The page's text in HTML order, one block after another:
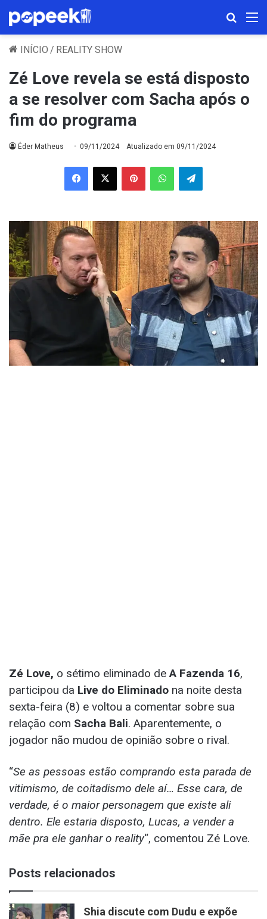
INÍCIO / REALITY SHOW
Zé Love revela se está disposto
a se resolver com Sacha após o
fim do programa
Éder Matheus 09/11/2024 Atualizado em 09/11/2024
Facebook
X PinterestWhatsAppTelegram
Zé Love, o sétimo eliminado deA Fazenda 16,
participou da Live do Eliminado na noite desta
sexta-feira (8) e voltou a comentar sobre sua
relação com Sacha Bali. Aparentemente, o
jogador não mudou de opinião sobre o rival.
“Se as pessoas estão comprando esta parada de
vitimismo, de coitadismo dele aí… Esse cara, de
verdade, é o maior personagem que existe ali
dentro. Ele estaria disposto, Lucas, a vender a
mãe pra ele ganhar o reality“, comentou Zé Love.
Posts relacionados
Shia discute com Dudu e expõe